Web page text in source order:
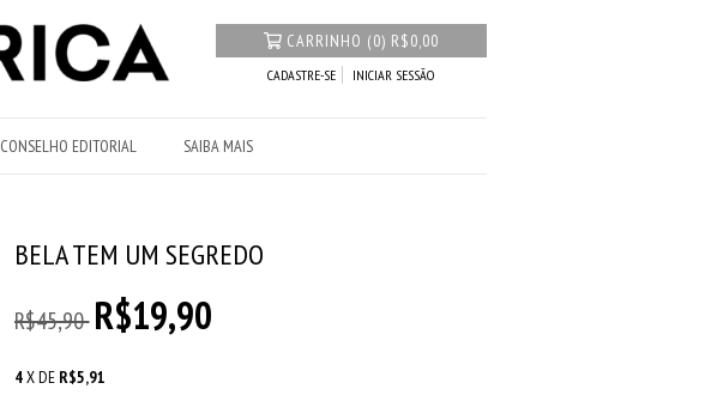
CARRINHO (0) R$0,00
CADASTRE-SE INICIAR SESSÃO
CONSELHO EDITORIAL SAIBA MAIS
BELA TEM UM SEGREDO
R$45,90 R$19,90
4X DE R$5,91